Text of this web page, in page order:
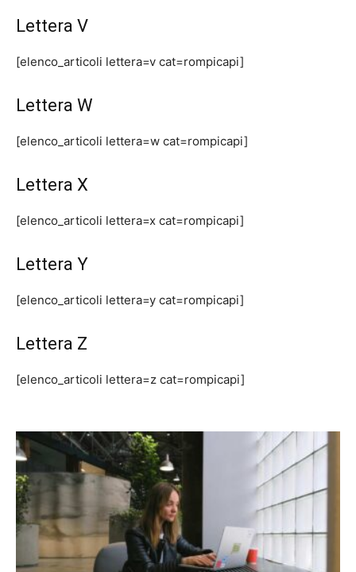
Lettera V
[elenco_articoli lettera=v cat=rompicapi]
Lettera W
[elenco_articoli lettera=w cat=rompicapi]
Lettera X
[elenco_articoli lettera=x cat=rompicapi]
Lettera Y
[elenco_articoli lettera=y cat=rompicapi]
Lettera Z
[elenco_articoli lettera=z cat=rompicapi]